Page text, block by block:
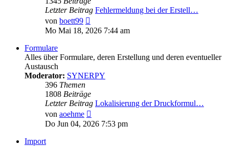
Letzter Beitrag Fehlermeldung bei der Erstell…
von boett99
Beitrag
Mo Mai 18, 2026 7:44 am
Formulare
Alles über Formulare, deren Erstellung und deren eventueller
Austausch
Moderator: SYNERPY
396 Themen
1808 Beiträge
Letzter Beitrag Lokalisierung der Druckformul…
von aoehme
Beitrag
Do Jun 04, 2026 7:53 pm
Import